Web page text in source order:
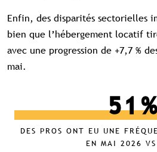
Enfin, des disparités sectorielles
bien que l’hébergement locatif
avec une progression de +7,7 %
mai.
51
DES PROS ONT EU UNE
EN MAI 2026